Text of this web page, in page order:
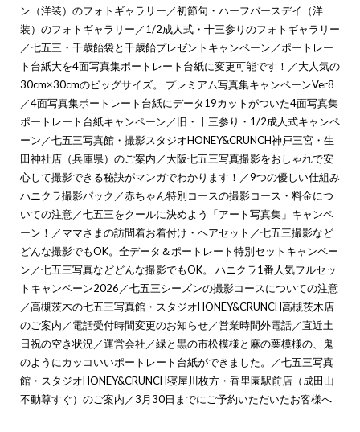
ン（洋装）のフォトギャラリー／初節句・ハーフバースデイ（洋
装）のフォトギャラリー／1/2成人式・十三参りのフォトギャラリー
／七五三・千歳飴袋と千歳飴プレゼントキャンペーン／ポートレー
ト台紙大を4面写真集ポートレート台紙に変更可能です！ ／大人気の
30cm×30cmのビッグサイズ。 プレミアム写真集キャンペーンVer8
／4面写真集ポートレート台紙にデータ19カットがついた4面写真集
ポートレート台紙キャンペーン／旧・十三参り・1/2成人式キャンペ
ーン／七五三写真館・撮影スタジオHONEY&CRUNCH神戸三宮・生
田神社店（兵庫県）のご案内／大阪七五三写真撮影をおしゃれで安
心して撮影できる秘訣がマンガでわかります！ ／9つの優しい仕組み
ハニクラ撮影パック ／赤ちゃん特別コースの撮影コース・料金につ
いての注意／七五三をクールに決めよう「アート写真集」キャンペ
ーン！ ／ママさまの訪問着お着付け・ヘアセット ／七五三撮影など
どんな撮影でもOK。全データ＆ポートレート特別セットキャンペー
ン／七五三写真などどんな撮影でもOK。 ハニクラ1番人気フルセッ
トキャンペーン2026／七五三シーズンの撮影コースについての注意
／高槻茨木の七五三写真館・スタジオHONEY&CRUNCH高槻茨木店
のご案内／電話受付時間変更のお知らせ／営業時間外電話／直近土
日祝の空き状況／運営会社／緑と黒の市松模様と麻の葉模様の、鬼
のようにカッコいいポートレート台紙ができました。
／七五三写真
館・スタジオHONEY&CRUNCH寝屋川枚方・香里園駅前店（成田山
不動尊すぐ）のご案内／3月30日までにご予約いただいたお客様へ